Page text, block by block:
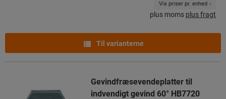
Vis priser pr. enhed
plus moms plus fragt
Til varianterne
Gevindfræsevendeplatter til
indvendigt gevind 60° HB7720